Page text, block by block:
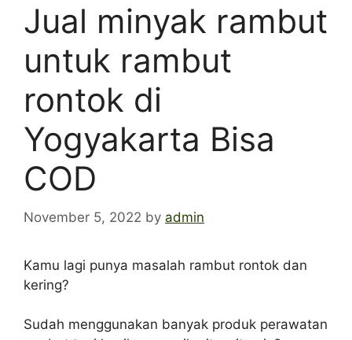
Jual minyak rambut
untuk rambut
rontok di
Yogyakarta Bisa
COD
November 5, 2022 by admin
Kamu lagi punya masalah rambut rontok dan
kering?
Sudah menggunakan banyak produk perawatan